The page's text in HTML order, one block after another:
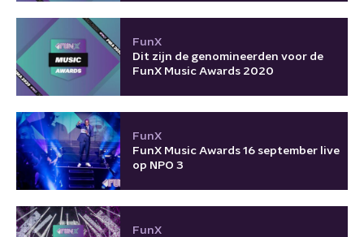
FunX
Dit zijn de genomineerden voor de
FunX Music Awards 2020
FunX
FunX Music Awards 16 september live
op NPO 3
FunX